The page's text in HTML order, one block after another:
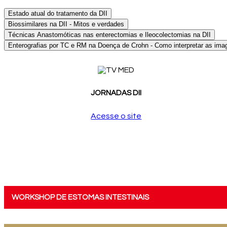
Estado atual do tratamento da DII
Biossimilares na DII - Mitos e verdades
Técnicas Anastomóticas nas enterectomias e Ileocolectomias na DII
Enterografias por TC e RM na Doença de Crohn - Como interpretar as
JORNADAS DII
Acesse o site
WORKSHOP DE ESTOMAS INTESTINAIS